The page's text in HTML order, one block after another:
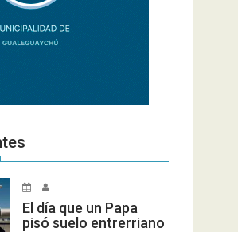
El día que un Papa
pisó suelo entrerriano